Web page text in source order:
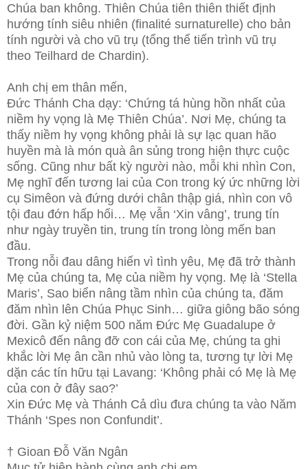
Chúa ban không. Thiên Chúa tiên thiên thiết định
hướng tính siêu nhiên (finalité surnaturelle) cho bản
tính người và cho vũ trụ (tổng thể tiến trình vũ trụ
theo Teilhard de Chardin).
Anh chị em thân mến,
Đức Thánh Cha dạy: ‘Chứng tá hùng hồn nhất của
niềm hy vọng là Mẹ Thiên Chúa’. Nơi Mẹ, chúng ta
thấy niềm hy vọng không phải là sự lạc quan hão
huyền mà là món quà ân sủng trong hiện thực cuộc
sống. Cũng như bất kỳ người nào, mỗi khi nhìn Con,
Mẹ nghĩ đến tương lai của Con trong ký ức những lời
cụ Simêon và đứng dưới chân thập giá, nhìn con vô
tội đau đớn hấp hối… Mẹ vẫn ‘Xin vâng’, trung tín
như ngày truyền tin, trung tín trong lòng mến ban
đầu.
Trong nỗi đau dâng hiến vì tình yêu, Mẹ đã trở thành
Mẹ của chúng ta, Mẹ của niềm hy vọng. Mẹ là ‘Stella
Maris’, Sao biển nâng tầm nhìn của chúng ta, đăm
đăm nhìn lên Chúa Phục Sinh… giữa giông bão sóng
đời. Gần kỷ niệm 500 năm Đức Mẹ Guadalupe ở
Mexicô đến nâng đỡ con cái của Mẹ, chúng ta ghi
khắc lời Mẹ ân cần nhủ vào lòng ta, tương tự lời Mẹ
dặn các tín hữu tại Lavang: ‘Không phải có Mẹ là Mẹ
của con ở đây sao?’
Xin Đức Mẹ và Thánh Cả dìu đưa chúng ta vào Năm
Thánh ‘Spes non Confundit’.
† Gioan Đỗ Văn Ngân